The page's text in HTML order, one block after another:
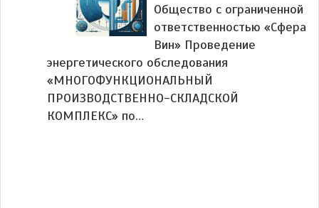
Общество с ограниченной
ответственностью «Сфера
Вин» Проведение
энергетического обследования
«МНОГОФУНКЦИОНАЛЬНЫЙ
ПРОИЗВОДСТВЕННО-СКЛАДСКОЙ
КОМПЛЕКС» по…